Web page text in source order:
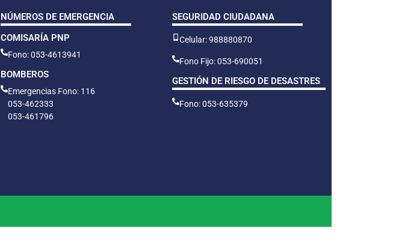
NÚMEROS DE EMERGENCIA
COMISARÍA PNP
Fono: 053-4613941
BOMBEROS
Emergencias Fono: 116
053-462333
053-461796
SEGURIDAD CIUDADANA
Celular: 988880870
Fono Fijo: 053-690051
GESTIÓN DE RIESGO DE DESASTRES
Fono: 053-635379